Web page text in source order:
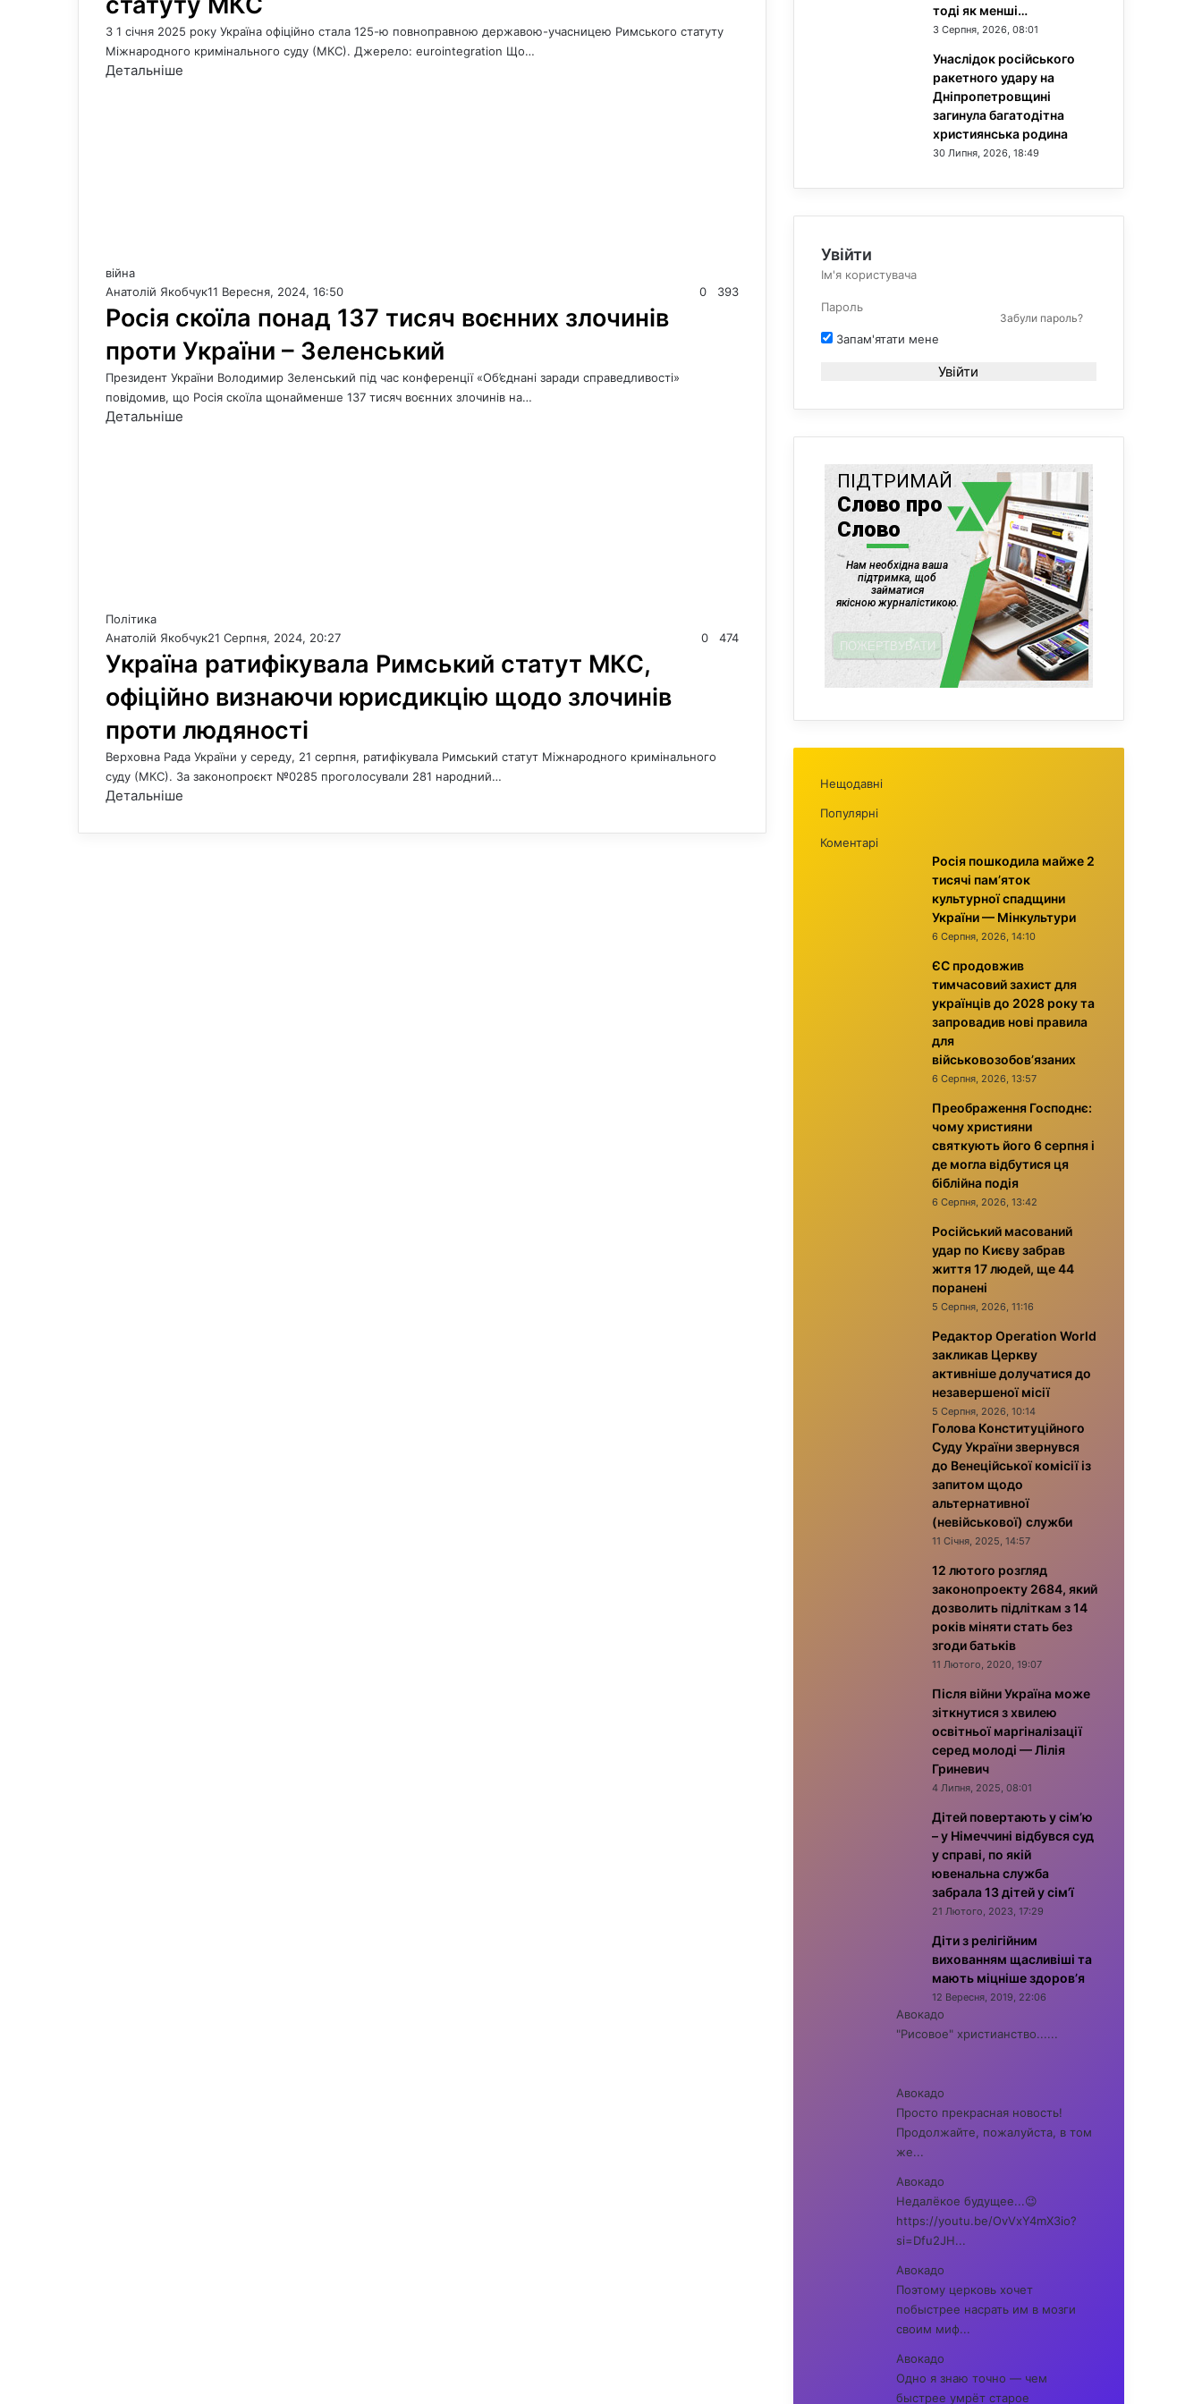
З 1 січня 2025 року Україна офіційно стала 125-ю повноправною державою-учасницею Римського статуту
Міжнародного кримінального суду (МКС). Джерело: eurointegration Що…
Детальніше
війна
Анатолій Якобчук11 Вересня, 2024, 16:50 0 393
Росія скоїла понад 137 тисяч воєнних злочинів
проти України – Зеленський
Президент України Володимир Зеленський під час конференції «Об’єднані заради справедливості»
повідомив, що Росія скоїла щонайменше 137 тисяч воєнних злочинів на…
Детальніше
Політика
Анатолій Якобчук21 Серпня, 2024, 20:27 0 474
Україна ратифікувала Римський статут МКС,
офіційно визнаючи юрисдикцію щодо злочинів
проти людяності
Верховна Рада України у середу, 21 серпня, ратифікувала Римський статут Міжнародного кримінального
суду (МКС). За законопроєкт №0285 проголосували 281 народний…
Детальніше
тоді як менші…
3 Серпня, 2026, 08:01
Унаслідок російського
ракетного удару на
Дніпропетровщині
загинула багатодітна
християнська родина
30 Липня, 2026, 18:49
Увійти
Забули пароль?
Запам'ятати мене
Увійти
Нещодавні
Популярні
Коментарі
Росія пошкодила майже 2
тисячі пам’яток
культурної спадщини
України — Мінкультури
6 Серпня, 2026, 14:10
ЄС продовжив
тимчасовий захист для
українців до 2028 року та
запровадив нові правила
для
військовозобов’язаних
6 Серпня, 2026, 13:57
Преображення Господнє:
чому християни
святкують його 6 серпня і
де могла відбутися ця
біблійна подія
6 Серпня, 2026, 13:42
Російський масований
удар по Києву забрав
життя 17 людей, ще 44
поранені
5 Серпня, 2026, 11:16
Редактор Operation World
закликав Церкву
активніше долучатися до
незавершеної місії
5 Серпня, 2026, 10:14
Голова Конституційного
Суду України звернувся
до Венеційської комісії із
запитом щодо
альтернативної
(невійськової) служби
11 Січня, 2025, 14:57
12 лютого розгляд
законопроекту 2684, який
дозволить підліткам з 14
років міняти стать без
згоди батьків
11 Лютого, 2020, 19:07
Після війни Україна може
зіткнутися з хвилею
освітньої маргіналізації
серед молоді — Лілія
Гриневич
4 Липня, 2025, 08:01
Дітей повертають у сім’ю
– у Німеччині відбувся суд
у справі, по якій
ювенальна служба
забрала 13 дітей у сім’ї
21 Лютого, 2023, 17:29
Діти з релігійним
вихованням щасливіші та
мають міцніше здоров’я
12 Вересня, 2019, 22:06
Авокадо
"Рисовое" христианство......
Авокадо
Просто прекрасная новость!
Продолжайте, пожалуйста, в том
же...
Авокадо
Недалёкое будущее...😉
https://youtu.be/OvVxY4mX3io?
si=Dfu2JH...
Авокадо
Поэтому церковь хочет
побыстрее насрать им в мозги
своим миф...
Авокадо
Одно я знаю точно — чем
быстрее умрёт старое